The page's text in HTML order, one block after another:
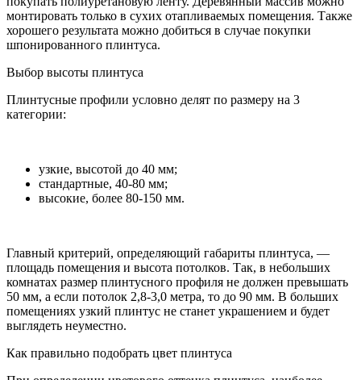
монтировать только в сухих отапливаемых помещения. Также
хорошего результата можно добиться в случае покупки
шпонированного плинтуса.
Выбор высоты плинтуса
Плинтусные профили условно делят по размеру на 3
категории:
узкие, высотой до 40 мм;
стандартные, 40-80 мм;
высокие, более 80-150 мм.
Главный критерий, определяющий габариты плинтуса, —
площадь помещения и высота потолков. Так, в небольших
комнатах размер плинтусного профиля не должен превышать
50 мм, а если потолок 2,8-3,0 метра, то до 90 мм. В больших
помещениях узкий плинтус не станет украшением и будет
выглядеть неуместно.
Как правильно подобрать цвет плинтуса